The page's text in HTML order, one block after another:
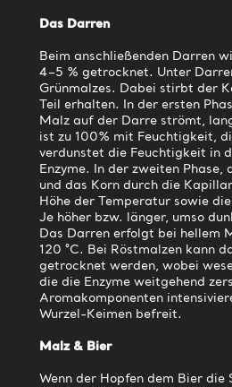
Das Darren
Beim anschließenden Darren
4–5 % getrocknet. Unter
Grünmalzes. Dabei stirbt der
Teil erhalten. In der ersten
Malz auf der Darre strömt,
ist zu 100% mit Feuchtigkeit,
verdunstet die Feuchtigkeit in
Enzyme. In der zweiten
und das Korn durch die
Höhe der Temperatur sowie
Je höher bzw. länger, umso
Das Darren erfolgt bei hellem
120 °C. Bei Röstmalzen kann
getrocknet werden, wobei
die die Enzyme weitgehend
Aromakomponenten
Wurzel-Keimen befreit.
Malz & Bier
Wenn der Hopfen dem Bier